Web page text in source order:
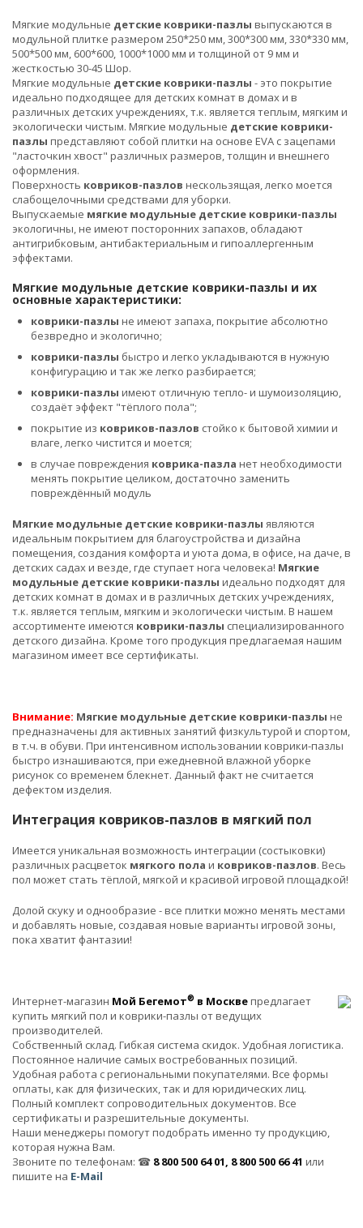
Мягкие модульные детские коврики-пазлы выпускаются в
модульной плитке размером 250*250 мм, 300*300 мм, 330*330 мм,
500*500 мм, 600*600, 1000*1000 мм и толщиной от 9 мм и
жесткостью 30-45 Шор.
Мягкие модульные детские коврики-пазлы - это покрытие
идеально подходящее для детских комнат в домах и в
различных детских учреждениях, т.к. является теплым, мягким и
экологически чистым. Мягкие модульные детские коврики-
пазлы представляют собой плитки на основе EVA с зацепами
"ласточкин хвост" различных размеров, толщин и внешнего
оформления.
Поверхность ковриков-пазлов нескользящая, легко моется
слабощелочными средствами для уборки.
Выпускаемые мягкие модульные детские коврики-пазлы
экологичны, не имеют посторонних запахов, обладают
антигрибковым, антибактериальным и гипоаллергенным
эффектами.
Мягкие модульные детские коврики-пазлы и их
основные характеристики:
коврики-пазлы не имеют запаха, покрытие абсолютно
безвредно и экологично;
коврики-пазлы быстро и легко укладываются в нужную
конфигурацию и так же легко разбирается;
коврики-пазлы имеют отличную тепло- и шумоизоляцию,
создаёт эффект "тёплого пола";
покрытие из ковриков-пазлов стойко к бытовой химии и
влаге, легко чистится и моется;
в случае повреждения коврика-пазла нет необходимости
менять покрытие целиком, достаточно заменить
повреждённый модуль
Мягкие модульные детские коврики-пазлы являются
идеальным покрытием для благоустройства и дизайна
помещения, создания комфорта и уюта дома, в офисе, на даче, в
детских садах и везде, где ступает нога человека! Мягкие
модульные детские коврики-пазлы идеально подходят для
детских комнат в домах и в различных детских учреждениях,
т.к. является теплым, мягким и экологически чистым. В нашем
ассортименте имеются коврики-пазлы специализированного
детского дизайна. Кроме того продукция предлагаемая нашим
магазином имеет все сертификаты.
Внимание: Мягкие модульные детские коврики-пазлы не
предназначены для активных занятий физкультурой и спортом,
в т.ч. в обуви. При интенсивном использовании коврики-пазлы
быстро изнашиваются, при ежедневной влажной уборке
рисунок со временем блекнет. Данный факт не считается
дефектом изделия.
Интеграция ковриков-пазлов в мягкий пол
Имеется уникальная возможность интеграции (состыковки)
различных расцветок мягкого пола и ковриков-пазлов. Весь
пол может стать тёплой, мягкой и красивой игровой площадкой!
Долой скуку и однообразие - все плитки можно менять местами
и добавлять новые, создавая новые варианты игровой зоны,
пока хватит фантазии!
Интернет-магазин Мой Бегемот® в Москвепредлагает
купить мягкий пол и коврики-пазлы от ведущих
производителей.
Собственный склад. Гибкая система скидок. Удобная логистика.
Постоянное наличие самых востребованных позиций.
Удобная работа с региональными покупателями. Все формы
оплаты, как для физических, так и для юридических лиц.
Полный комплект сопроводительных документов. Все
сертификаты и разрешительные документы.
Наши менеджеры помогут подобрать именно ту продукцию,
которая нужна Вам.
Звоните по телефонам: ☎ 8 800 500 64 01, 8 800 500 66 41 или
пишите на E-Mail